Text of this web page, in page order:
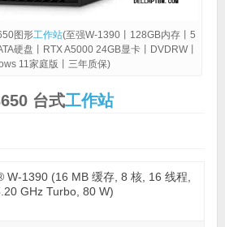
图形工作站(至强W-1390丨128GB内存丨5
硬盘丨RTX A5000 24GB显卡丨DVDRW丨
11家庭版丨三年质保)
台式工作站
W-1390 (16 MB 缓存, 8 核, 16 线程,
GHz Turbo, 80 W)